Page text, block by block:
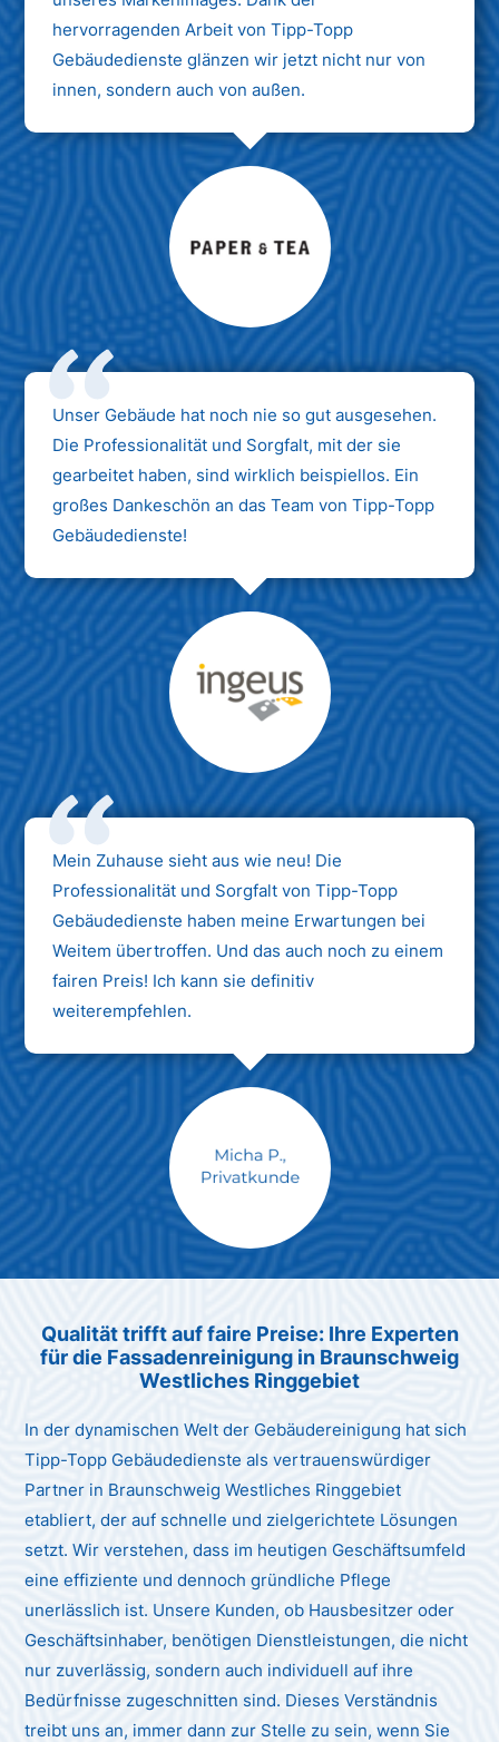
hervorragenden Arbeit von Tipp-Topp
Gebäudedienste glänzen wir jetzt nicht nur von
innen, sondern auch von außen.
Max Mustermann
Unternehmen AG
Unser Gebäude hat noch nie so gut ausgesehen.
Die Professionalität und Sorgfalt, mit der sie
gearbeitet haben, sind wirklich beispiellos. Ein
großes Dankeschön an das Team von Tipp-Topp
Gebäudedienste!
Max Mustermann
Unternehmen AG
Mein Zuhause sieht aus wie neu! Die
Professionalität und Sorgfalt von Tipp-Topp
Gebäudedienste haben meine Erwartungen bei
Weitem übertroffen. Und das auch noch zu einem
fairen Preis! Ich kann sie definitiv
weiterempfehlen.
Max Mustermann
Qualität trifft auf faire Preise: Ihre Experten
für die Fassadenreinigung in Braunschweig
Westliches Ringgebiet
In der dynamischen Welt der Gebäudereinigung hat sich
Tipp-Topp Gebäudedienste als vertrauenswürdiger
Partner in Braunschweig Westliches Ringgebiet
etabliert, der auf schnelle und zielgerichtete Lösungen
setzt. Wir verstehen, dass im heutigen Geschäftsumfeld
eine effiziente und dennoch gründliche Pflege
unerlässlich ist. Unsere Kunden, ob Hausbesitzer oder
Geschäftsinhaber, benötigen Dienstleistungen, die nicht
nur zuverlässig, sondern auch individuell auf ihre
Bedürfnisse zugeschnitten sind. Dieses Verständnis
treibt uns an, immer dann zur Stelle zu sein, wenn Sie